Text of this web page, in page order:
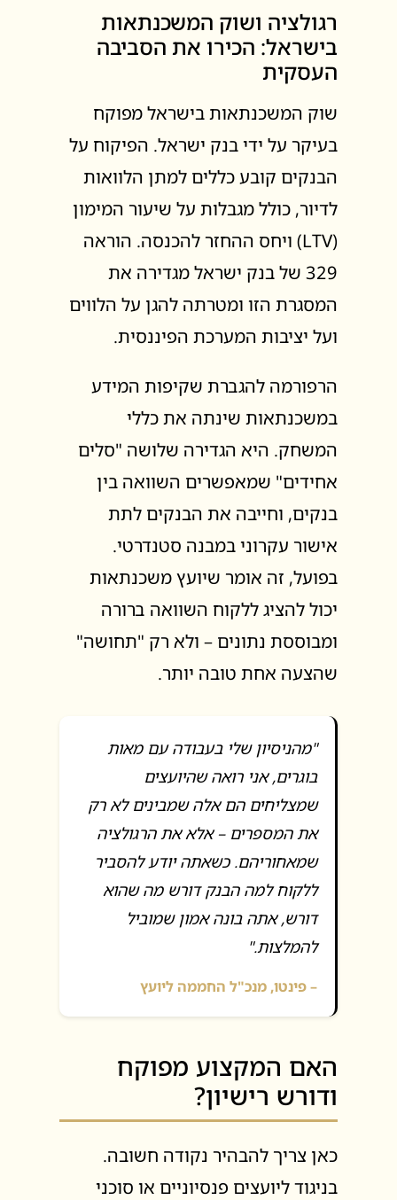
רגולציה ושוק המשכנתאות
בישראל: הכירו את הסביבה
העסקית
שוק המשכנתאות בישראל מפוקח
בעיקר על ידי בנק ישראל. הפיקוח על
הבנקים קובע כללים למתן הלוואות
לדיור, כולל מגבלות על שיעור המימון
(LTV) ויחס ההחזר להכנסה. הוראה
329 של בנק ישראל מגדירה את
המסגרת הזו ומטרתה להגן על הלווים
ועל יציבות המערכת הפיננסית.
הרפורמה להגברת שקיפות המידע
במשכנתאות שינתה את כללי
המשחק. היא הגדירה שלושה "סלים
אחידים" שמאפשרים השוואה בין
בנקים, וחייבה את הבנקים לתת
אישור עקרוני במבנה סטנדרטי.
בפועל, זה אומר שיועץ משכנתאות
יכול להציג ללקוח השוואה ברורה
ומבוססת נתונים – ולא רק "תחושה"
שהצעה אחת טובה יותר.
"מהניסיון שלי בעבודה עם מאות
בוגרים, אני רואה שהיועצים
שמצליחים הם אלה שמבינים לא רק
את המספרים – אלא את הרגולציה
שמאחוריהם. כשאתה יודע להסביר
ללקוח למה הבנק דורש מה שהוא
דורש, אתה בונה אמון שמוביל
להמלצות."
– פינטו, מנכ"ל החממה ליועץ
האם המקצוע מפוקח
ודורש רישיון?
כאן צריך להבהיר נקודה חשובה.
בניגוד ליועצים פנסיוניים או סוכני